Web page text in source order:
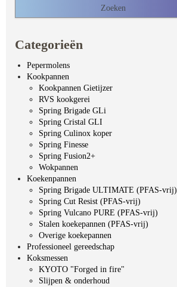
Categorieën
Pepermolens
Kookpannen
Kookpannen Gietijzer
RVS kookgerei
Spring Brigade GLi
Spring Cristal GLI
Spring Culinox koper
Spring Finesse
Spring Fusion2+
Wokpannen
Koekenpannen
Spring Brigade ULTIMATE (PFAS-vrij)
Spring Cut Resist (PFAS-vrij)
Spring Vulcano PURE (PFAS-vrij)
Stalen koekepannen (PFAS-vrij)
Overige koekepannen
Professioneel gereedschap
Koksmessen
KYOTO "Forged in fire"
Slijpen & onderhoud